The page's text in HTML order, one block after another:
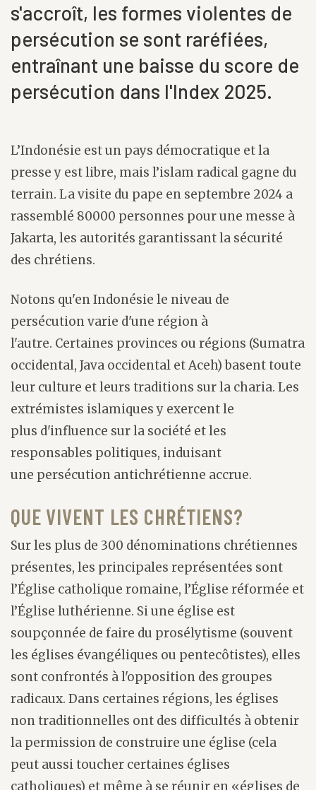
s'accroît, les formes violentes de
persécution se sont raréfiées,
entraînant une baisse du score de
persécution dans l'Index 2025.
L’Indonésie est un pays démocratique et la
presse y est libre, mais l’islam radical gagne du
terrain. La visite du pape en septembre 2024 a
rassemblé 80000 personnes pour une messe à
Jakarta, les autorités garantissant la sécurité
des chrétiens.
Notons qu'en Indonésie le niveau de
persécution varie d'une région à
l'autre. Certaines provinces ou régions (Sumatra
occidental, Java occidental et Aceh) basent toute
leur culture et leurs traditions sur la charia. Les
extrémistes islamiques y exercent le
plus d'influence sur la société et les
responsables politiques, induisant
une persécution antichrétienne accrue.
QUE VIVENT LES CHRÉTIENS?
Sur les plus de 300 dénominations chrétiennes
présentes, les principales représentées sont
l’Église catholique romaine, l’Église réformée et
l’Église luthérienne. Si une église est
soupçonnée de faire du prosélytisme (souvent
les églises évangéliques ou pentecôtistes), elles
sont confrontés à l'opposition des groupes
radicaux. Dans certaines régions, les églises
non traditionnelles ont des difficultés à obtenir
la permission de construire une église (cela
peut aussi toucher certaines églises
catholiques) et même à se réunir en «églises de